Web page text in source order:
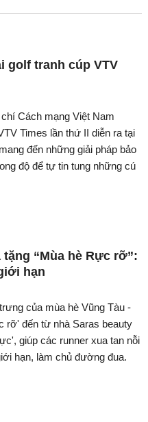
golf tranh cúp VTV
Cách mạng Việt Nam
Times lần thứ II diễn ra tại
đến những giải pháp bảo
độ để tự tin tung những cú
“Mùa hè Rực rỡ”:
hạn
của mùa hè Vũng Tàu -
rỡ' đến từ nhà Saras beauty
giúp các runner xua tan nỗi
hạn, làm chủ đường đua.